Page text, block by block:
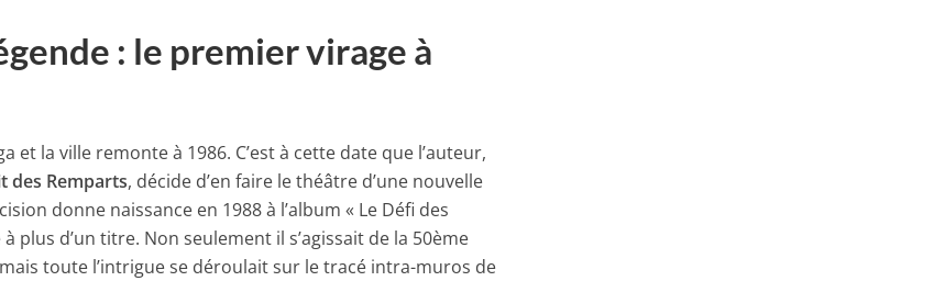
: le premier virage à
et la ville remonte à 1986. C’est à cette date que l’auteur,
des Remparts, décide d’en faire le théâtre d’une nouvelle
donne naissance en 1988 à l’album « Le Défi des
d’un titre. Non seulement il s’agissait de la 50ème
toute l’intrigue se déroulait sur le tracé intra-muros de